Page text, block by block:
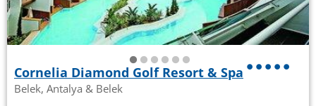
Cornelia Diamond Golf Resort & Spa
Belek, Antalya & Belek